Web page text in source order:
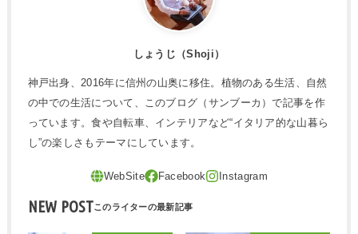
しょうじ（Shoji）
神戸出身、2016年に信州の山奥に移住。植物のある生活、自然
の中での生活について、このブログ（サンブーカ）で記事を作
っています。食や自転車、インテリアなど“イタリア的な山暮ら
し”の楽しさもテーマにしています。
NEW POST